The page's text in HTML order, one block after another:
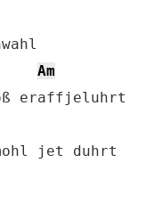
Am
eraffjeluhrt